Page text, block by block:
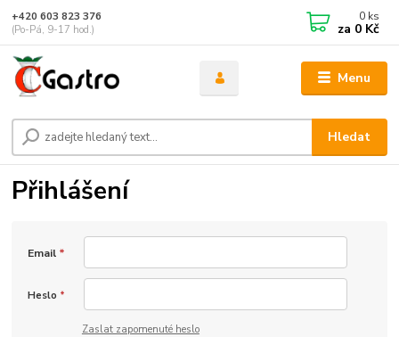
Menu
Hledat
+420 603 823 376
(Po-Pá, 9-17 hod.)
0 ks
za 0 Kč
Přihlášení
Email *
Heslo *
Zaslat zapomenuté heslo